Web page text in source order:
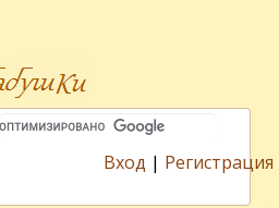
Вход | Регистрация